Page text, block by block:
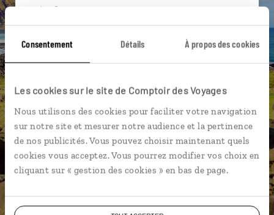
Consentement Détails À propos des cookies
Les cookies sur le site de Comptoir des Voyages
Nous utilisons des cookies pour faciliter votre navigation
sur notre site et mesurer notre audience et la pertinence
de nos publicités. Vous pouvez choisir maintenant quels
cookies vous acceptez. Vous pourrez modifier vos choix en
cliquant sur « gestion des cookies » en bas de page.
spécialistes
Ils sauront organiser votre itinéraire au plus
près de vos envies et de la réalité du pays.
connectés en agence, mais aussi par email ou
Vous gardez le même interlocuteur avant,
pendant et après votre voyage.